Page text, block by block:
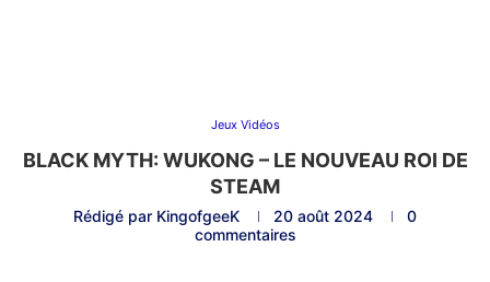
Jeux Vidéos
BLACK MYTH: WUKONG – LE NOUVEAU ROI DE
STEAM
Rédigé par KingofgeeK 20 août 2024
0
commentaires